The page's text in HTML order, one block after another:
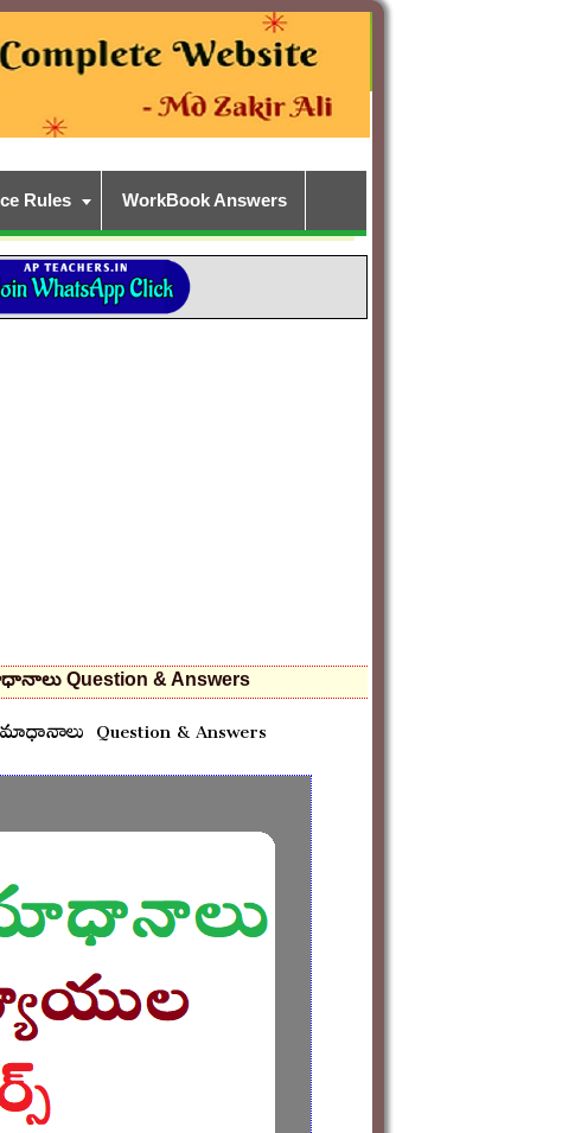
Rules WorkBook Answers
Question & Answers
Question & Answers